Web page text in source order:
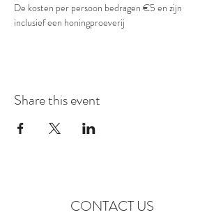
De kosten per persoon bedragen €5 en zijn
inclusief een honingproeverij
Share this event
CONTACT US